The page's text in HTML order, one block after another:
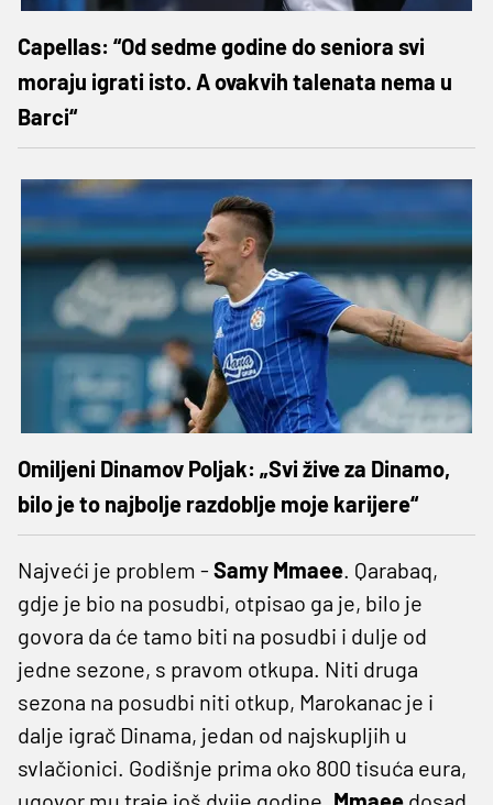
Capellas: “Od sedme godine do seniora svi
moraju igrati isto. A ovakvih talenata nema u
Barci“
Omiljeni Dinamov Poljak: „Svi žive za Dinamo,
bilo je to najbolje razdoblje moje karijere“
Najveći je problem - Samy Mmaee. Qarabaq,
gdje je bio na posudbi, otpisao ga je, bilo je
govora da će tamo biti na posudbi i dulje od
jedne sezone, s pravom otkupa. Niti druga
sezona na posudbi niti otkup, Marokanac je i
dalje igrač Dinama, jedan od najskupljih u
svlačionici. Godišnje prima oko 800 tisuća eura,